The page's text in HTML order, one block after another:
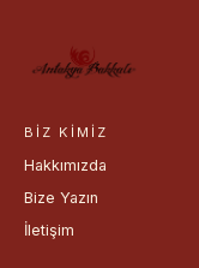
BIZ KIMIZ
Hakkımızda
Bize Yazın
İletişim